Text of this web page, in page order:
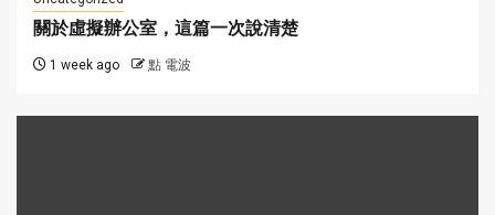
關於虛擬辦公室，這篇一次說清楚
1 week ago 點 電波